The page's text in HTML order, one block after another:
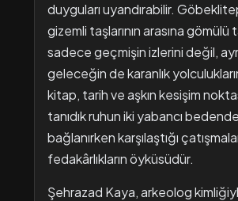
duyguları uyandırabilir.
gizemli taşlarının arasına gömülü
sadece geçmişin izlerini değil,
geleceğin de karanlık
kitap, tarih ve aşkın kesişim
tanıdık ruhun iki yabancı
bağlanırken karşılaştığı
fedakârlıkların öyküsüdür.
Şehrazad Kaya, arkeolog